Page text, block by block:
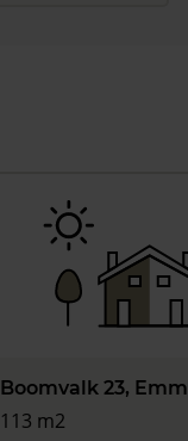
Boomvalk 23,
113 m2